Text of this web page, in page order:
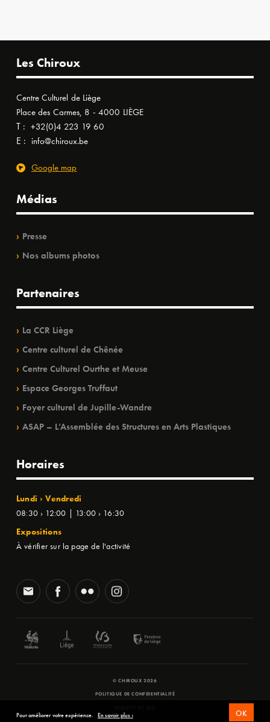
Les Chiroux
Centre Culturel de Liège
Place des Carmes, 8 - 4000 LIÈGE
T : +32(0)4 223 19 60
E : info@chiroux.be
Google map
Médias
Presse
Nos albums photos
Partenaires
La CCR Liège
Centre culturel de Chênée
Centre Culturel Ourthe et Meuse
Espace Georges Truffaut
Foyer culturel de Jupille-Wandre
ASAP – L’Assemblée des Structures en Arts Plastiques
Horaires
Lundi › Vendredi
08:30 › 12:00 | 13:00 › 16:30
Expositions
À vérifier sur la page de l'activité
© CHIROUX 2026
POLITIQUE DE CONFIDENTIALITÉ
Pour améliorer votre expérience. En savoir plus › OK